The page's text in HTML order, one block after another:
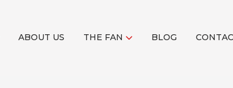
ABOUT US THE FAN BLOG